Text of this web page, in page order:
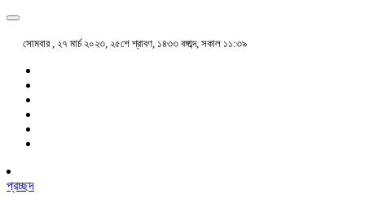
সোমবার , ২৭ মার্চ ২০২৩, ২৫শে শ্রাবণ, ১৪৩৩ বঙ্গাব্দ, সকাল ১১:৩৯
প্রচ্ছদ